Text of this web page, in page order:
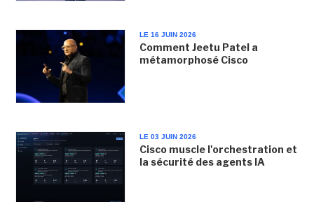
LE 16 JUIN 2026
Comment Jeetu Patel a
métamorphosé Cisco
LE 03 JUIN 2026
Cisco muscle l'orchestration et
la sécurité des agents IA